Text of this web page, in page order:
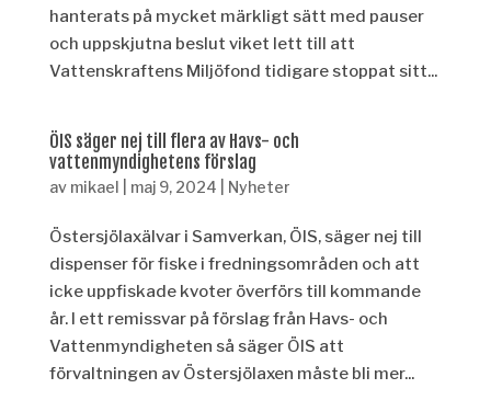
hanterats på mycket märkligt sätt med pauser
och uppskjutna beslut viket lett till att
Vattenskraftens Miljöfond tidigare stoppat sitt...
ÖIS säger nej till flera av Havs- och
vattenmyndighetens förslag
av mikael maj 9, 2024 Nyheter
Östersjölaxälvar i Samverkan, ÖIS, säger nej till
dispenser för fiske i fredningsområden och att
icke uppfiskade kvoter överförs till kommande
år. I ett remissvar på förslag från Havs- och
Vattenmyndigheten så säger ÖIS att
förvaltningen av Östersjölaxen måste bli mer...